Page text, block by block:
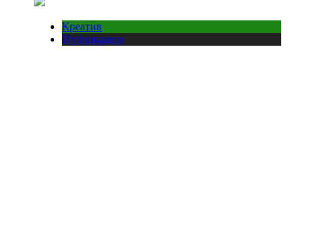
Креатив
Публикации